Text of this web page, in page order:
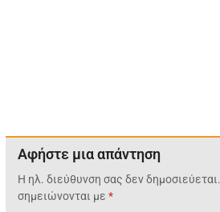
Αφήστε μια απάντηση
Η ηλ. διεύθυνση σας δεν δημοσιεύεται.
σημειώνονται με*